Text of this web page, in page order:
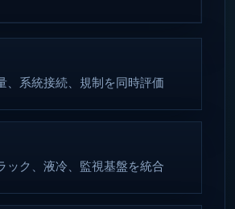
、系統接続、規制を同時評価
ック、液冷、監視基盤を統合